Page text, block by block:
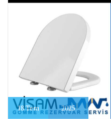
18Tem 2025